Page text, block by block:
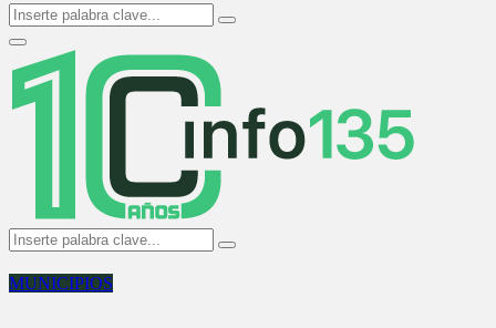
Search
for:
Search
Primary
Menu
Search
for:
Search
MUNICIPIOS